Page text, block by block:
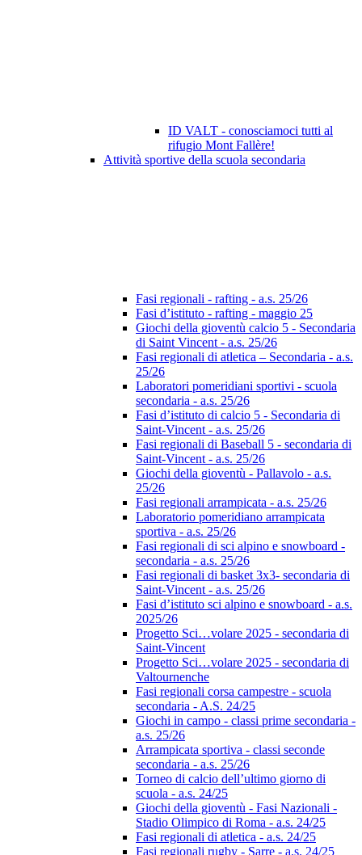
ID VALT - conosciamoci tutti al
rifugio Mont Fallère!
Attività sportive della scuola secondaria
Fasi regionali - rafting - a.s. 25/26
Fasi d’istituto - rafting - maggio 25
Giochi della gioventù calcio 5 - Secondaria
di Saint Vincent - a.s. 25/26
Fasi regionali di atletica – Secondaria - a.s.
25/26
Laboratori pomeridiani sportivi - scuola
secondaria - a.s. 25/26
Fasi d’istituto di calcio 5 - Secondaria di
Saint-Vincent - a.s. 25/26
Fasi regionali di Baseball 5 - secondaria di
Saint-Vincent - a.s. 25/26
Giochi della gioventù - Pallavolo - a.s.
25/26
Fasi regionali arrampicata - a.s. 25/26
Laboratorio pomeridiano arrampicata
sportiva - a.s. 25/26
Fasi regionali di sci alpino e snowboard -
secondaria - a.s. 25/26
Fasi regionali di basket 3x3- secondaria di
Saint-Vincent - a.s. 25/26
Fasi d’istituto sci alpino e snowboard - a.s.
2025/26
Progetto Sci…volare 2025 - secondaria di
Saint-Vincent
Progetto Sci…volare 2025 - secondaria di
Valtournenche
Fasi regionali corsa campestre - scuola
secondaria - A.S. 24/25
Giochi in campo - classi prime secondaria -
a.s. 25/26
Arrampicata sportiva - classi seconde
secondaria - a.s. 25/26
Torneo di calcio dell’ultimo giorno di
scuola - a.s. 24/25
Giochi della gioventù - Fasi Nazionali -
Stadio Olimpico di Roma - a.s. 24/25
Fasi regionali di atletica - a.s. 24/25
Fasi regionali rugby - Sarre - a.s. 24/25